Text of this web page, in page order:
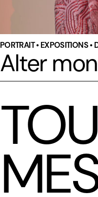
PORTRAIT • EXPOSITIONS •
Alter